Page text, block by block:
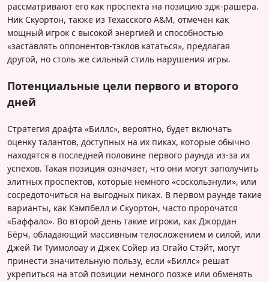
рассматривают его как проспекта на позицию эдж-рашера.
Ник Скуортон, также из Техасского А&М, отмечен как
мощный игрок с высокой энергией и способностью
«заставлять оппонентов-тэклов кататься», предлагая
другой, но столь же сильный стиль нарушения игры.
Потенциальные цели первого и второго
дней
Стратегия драфта «Биллс», вероятно, будет включать
оценку талантов, доступных на их пиках, которые обычно
находятся в последней половине первого раунда из-за их
успехов. Такая позиция означает, что они могут заполучить
элитных проспектов, которые немного «соскользнули», или
сосредоточиться на выгодных пиках. В первом раунде такие
варианты, как Кэмпбелл и Скуортон, часто пророчатся
«Баффало». Во второй день такие игроки, как Джордан
Бёрч, обладающий массивным телосложением и силой, или
Джей Ти Туимолоау и Джек Сойер из Огайо Стэйт, могут
принести значительную пользу, если «Биллс» решат
укрепиться на этой позиции немного позже или обменять